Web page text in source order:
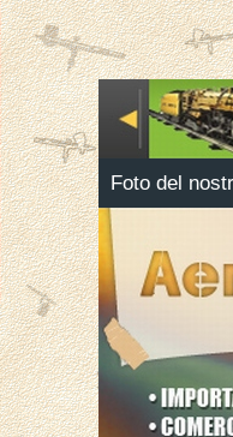
Foto del